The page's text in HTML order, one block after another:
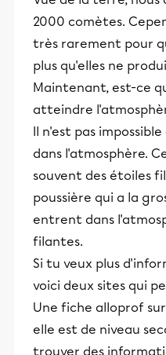
2000 comètes.
très rarement pour
plus qu'elles ne
Maintenant, est-ce
atteindre
Il n'est pas
dans l'atmosphère.
souvent des étoiles
poussière qui a la
entrent dans
filantes.
Si tu veux plus
voici deux sites qui
Une fiche alloprof
elle est de niveau
trouver des